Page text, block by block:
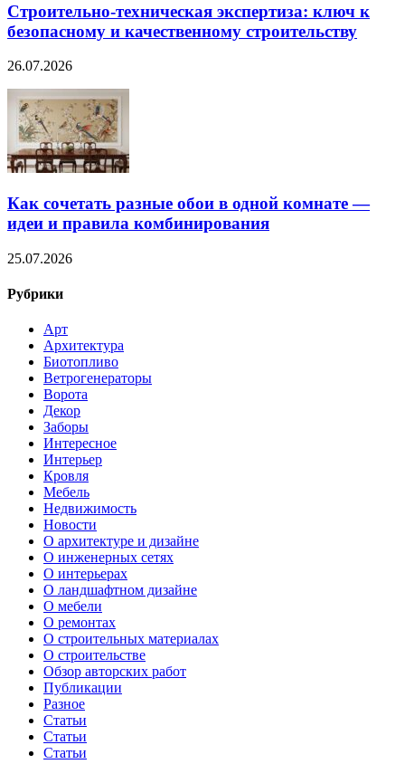
Строительно‑техническая экспертиза: ключ к
безопасному и качественному строительству
26.07.2026
Как сочетать разные обои в одной комнате —
идеи и правила комбинирования
25.07.2026
Рубрики
Арт
Архитектура
Биотопливо
Ветрогенераторы
Ворота
Декор
Заборы
Интересное
Интерьер
Кровля
Мебель
Недвижимость
Новости
О архитектуре и дизайне
О инженерных сетях
О интерьерах
О ландшафтном дизайне
О мебели
О ремонтах
О строительных материалах
О строительстве
Обзор авторских работ
Публикации
Разное
Статьи
Статьи
Статьи